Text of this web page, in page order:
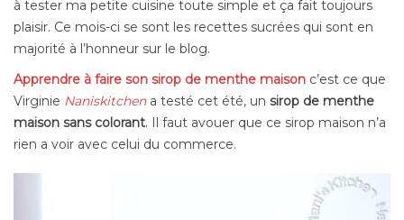
à tester ma petite cuisine toute simple et ça fait toujours
plaisir. Ce mois-ci se sont les recettes sucrées qui sont en
majorité à l’honneur sur le blog.
Apprendre à faire son sirop de menthe maison c’est ce que
Virginie Naniskitchen a testé cet été, un sirop de menthe
maison sans colorant. Il faut avouer que ce sirop maison n’a
rien a voir avec celui du commerce.